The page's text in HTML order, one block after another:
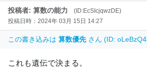
投稿者: 算数の能力
(ID:EcSIcjqwzDE)
投稿日時：2024年 03月 15日 14:27
この書き込みは 算数優先 さん (ID:
これも遺伝で決まる。